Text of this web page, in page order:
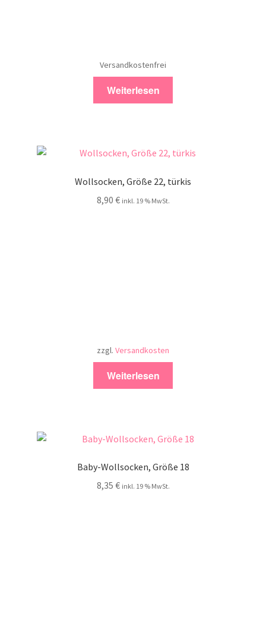
Versandkostenfrei
Weiterlesen
Wollsocken, Größe 22, türkis
8,90 € inkl. 19 % MwSt.
zzgl. Versandkosten
Weiterlesen
Baby-Wollsocken, Größe 18
8,35 € inkl. 19 % MwSt.